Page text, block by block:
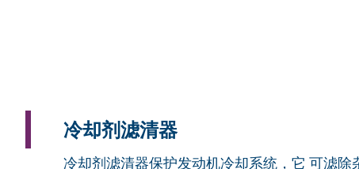
冷却剂滤清器
冷却剂滤清器保护发动机冷却系统，它 可滤除